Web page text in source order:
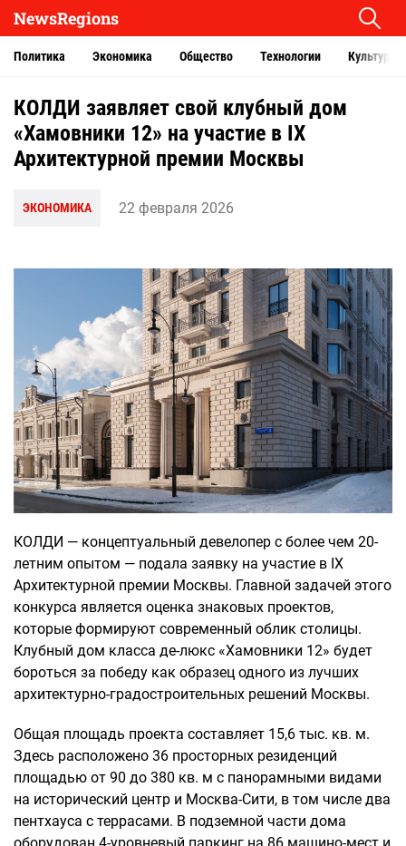
NewsRegions
Политика Экономика Общество Технологии Культура
КОЛДИ заявляет свой клубный дом
«Хамовники 12» на участие в IX
Архитектурной премии Москвы
ЭКОНОМИКА 22 февраля 2026
КОЛДИ — концептуальный девелопер с более чем 20-
летним опытом — подала заявку на участие в IX
Архитектурной премии Москвы. Главной задачей этого
конкурса является оценка знаковых проектов,
которые формируют современный облик столицы.
Клубный дом класса де-люкс «Хамовники 12» будет
бороться за победу как образец одного из лучших
архитектурно-градостроительных решений Москвы.
Общая площадь проекта составляет 15,6 тыс. кв. м.
Здесь расположено 36 просторных резиденций
площадью от 90 до 380 кв. м с панорамными видами
на исторический центр и Москва-Сити, в том числе два
пентхауса с террасами. В подземной части дома